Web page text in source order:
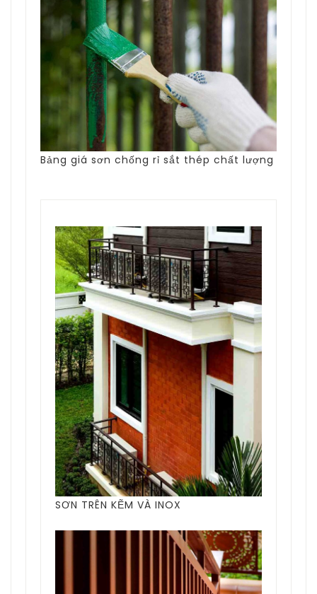
Bảng giá sơn chống rỉ sắt thép chất lượng
SƠN TRÊN KẼM VÀ INOX